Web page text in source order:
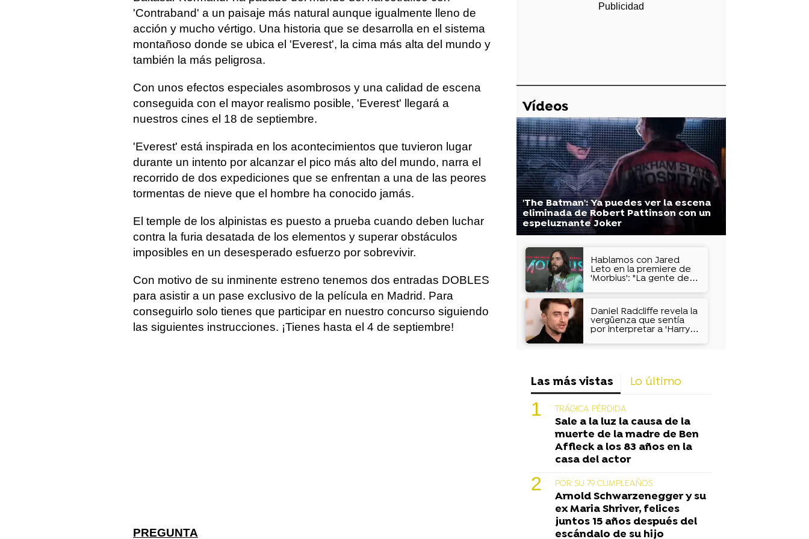
'Contraband' a un paisaje más natural aunque igualmente lleno de
acción y mucho vértigo. Una historia que se desarrolla en el sistema
montañoso donde se ubica el 'Everest', la cima más alta del mundo y
también la más peligrosa.
Con unos efectos especiales asombrosos y una calidad de escena
conseguida con el mayor realismo posible, 'Everest' llegará a
nuestros cines el 18 de septiembre.
'Everest' está inspirada en los acontecimientos que tuvieron lugar
durante un intento por alcanzar el pico más alto del mundo, narra el
recorrido de dos expediciones que se enfrentan a una de las peores
tormentas de nieve que el hombre ha conocido jamás.
El temple de los alpinistas es puesto a prueba cuando deben luchar
contra la furia desatada de los elementos y superar obstáculos
imposibles en un desesperado esfuerzo por sobrevivir.
Con motivo de su inminente estreno tenemos dos entradas DOBLES
para asistir a un pase exclusivo de la película en Madrid. Para
conseguirlo solo tienes que participar en nuestro concurso siguiendo
las siguientes instrucciones. ¡Tienes hasta el 4 de septiembre!
PREGUNTA
Vídeos
'The Batman': Ya puedes ver la escena
eliminada de Robert Pattinson con un
espeluznante Joker
Hablamos con Jared
Leto en la premiere de
'Morbius': "La gente de
favorita"
Daniel Radcliffe revela la
vergüenza que sentía
por interpretar a 'Harry
guay del mundo"
Las más vistas Lo último
TRÁGICA PÉRDIDA
Sale a la luz la causa de la
muerte de la madre de Ben
Affleck a los 83 años en la
casa del actor
POR SU 79 CUMPLEAÑOS
Arnold Schwarzenegger y su
ex Maria Shriver, felices
juntos 15 años después del
escándalo de su hijo